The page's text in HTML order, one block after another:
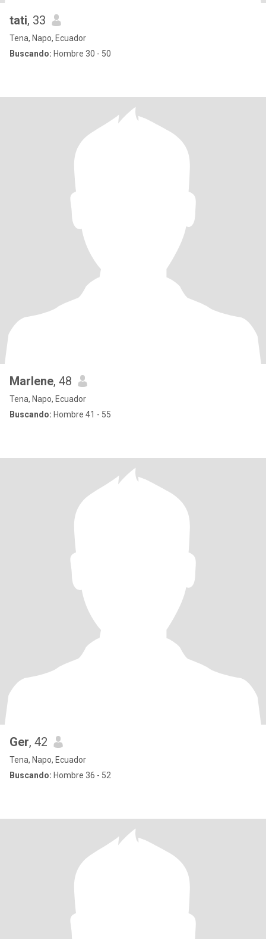
tati, 33
Tena, Napo, Ecuador
Buscando: Hombre 30 - 50
Marlene, 48
Tena, Napo, Ecuador
Buscando: Hombre 41 - 55
Ger, 42
Tena, Napo, Ecuador
Buscando: Hombre 36 - 52